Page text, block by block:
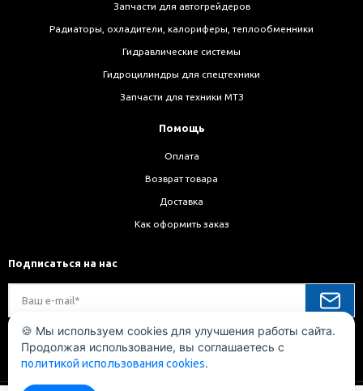
Запчасти для автогрейдеров
Радиаторы, охладители, калориферы, теплообменники
Гидравлические системы
Гидроцилиндры для спецтехники
Запчасти для техники МТЗ
Помощь
Оплата
Возврат товара
Доставка
Как оформить заказ
Подписаться на нас
Мы в соц. сетях
🍪 Мы используем cookies для улучшения работы сайта.
Продолжая использование, вы соглашаетесь с
политикой использования cookies.